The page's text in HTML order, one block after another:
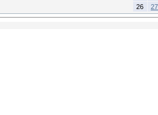
26
27